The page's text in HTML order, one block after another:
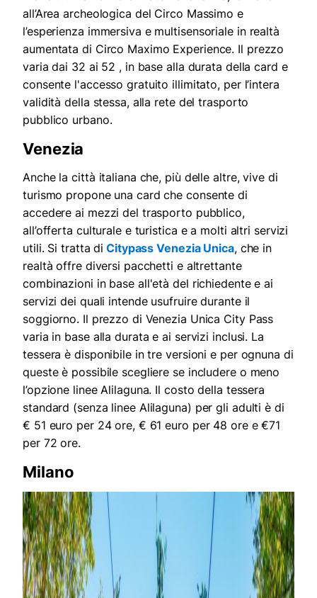
all’Area archeologica del Circo Massimo e
l’esperienza immersiva e multisensoriale in realtà
aumentata di Circo Maximo Experience. Il prezzo
varia dai 32 ai 52 , in base alla durata della card e
consente l'accesso gratuito illimitato, per l’intera
validità della stessa, alla rete del trasporto
pubblico urbano.
Venezia
Anche la città italiana che, più delle altre, vive di
turismo propone una card che consente di
accedere ai mezzi del trasporto pubblico,
all’offerta culturale e turistica e a molti altri servizi
utili. Si tratta di Citypass Venezia Unica, che in
realtà offre diversi pacchetti e altrettante
combinazioni in base all'età del richiedente e ai
servizi dei quali intende usufruire durante il
soggiorno. Il prezzo di Venezia Unica City Pass
varia in base alla durata e ai servizi inclusi. La
tessera è disponibile in tre versioni e per ognuna di
queste è possibile scegliere se includere o meno
l’opzione linee Alilaguna. Il costo della tessera
standard (senza linee Alilaguna) per gli adulti è di
€ 51 euro per 24 ore, € 61 euro per 48 ore e €71
per 72 ore.
Milano